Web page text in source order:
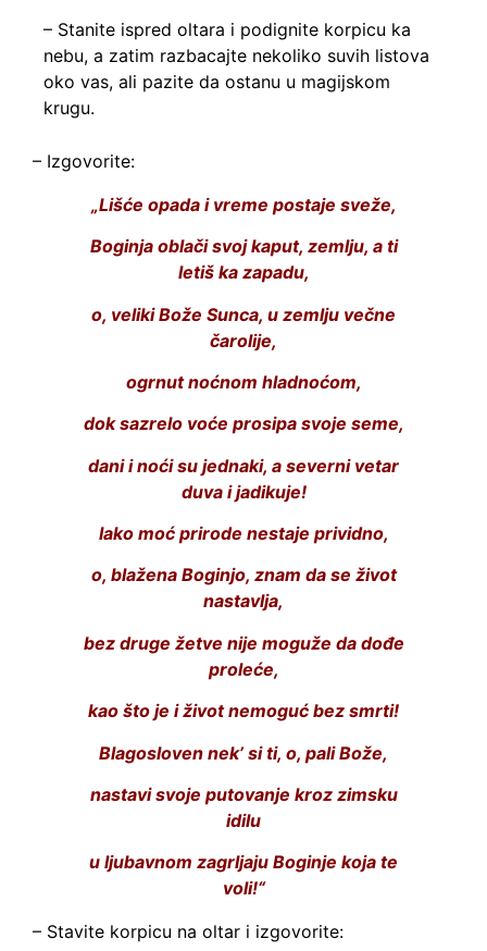
– Stanite ispred oltara i podignite korpicu ka
nebu, a zatim razbacajte nekoliko suvih listova
oko vas, ali pazite da ostanu u magijskom
krugu.
– Izgovorite:
„Lišće opada i vreme postaje sveže,
Boginja oblači svoj kaput, zemlju, a ti
letiš ka zapadu,
o, veliki Bože Sunca, u zemlju večne
čarolije,
ogrnut noćnom hladnoćom,
dok sazrelo voće prosipa svoje seme,
dani i noći su jednaki, a severni vetar
duva i jadikuje!
Iako moć prirode nestaje prividno,
o, blažena Boginjo, znam da se život
nastavlja,
bez druge žetve nije moguže da dođe
proleće,
kao što je i život nemoguć bez smrti!
Blagosloven nek’ si ti, o, pali Bože,
nastavi svoje putovanje kroz zimsku
idilu
u ljubavnom zagrljaju Boginje koja te
voli!“
– Stavite korpicu na oltar i izgovorite: